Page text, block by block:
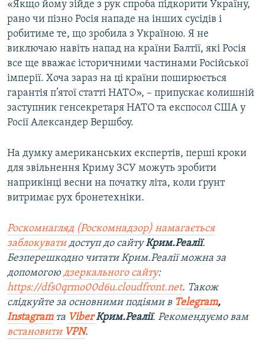
«Якщо йому зійде з рук спроба підкорити Україну,
рано чи пізно Росія нападе на інших сусідів і
робитиме те, що зробила з Україною. Я не
виключаю навіть напад на країни Балтії, які Росія
все ще вважає історичними частинами Російської
імперії. Хоча зараз на ці країни поширюється
гарантія п’ятої статті НАТО», – припускає колишній
заступник генсекретаря НАТО та експосол США у
Росії Александер Вершбоу.
На думку американських експертів, перші кроки
для звільнення Криму ЗСУ можуть зробити
наприкінці весни на початку літа, коли ґрунт
витримає рух бронетехніки.
Роскомнагляд (Роскомнадзор) намагається
заблокуватидоступ до сайтуКрим.Реалії.
Безперешкодно читати Крим.Реалії можна за
допомогою дзеркального сайту:
https://dfs0qrmo00d6u.cloudfront.net. Також
слідкуйте за основними подіями в Telegram,
Instagramта ViberКрим.Реалії. Рекомендуємо вам
встановити VPN.